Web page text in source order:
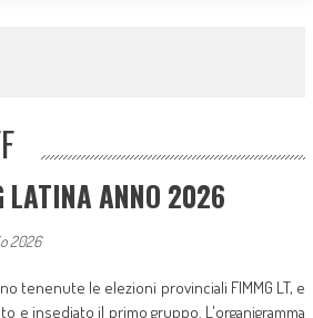
LATINA ANNO 2026
2026
tenenute le elezioni provinciali FIMMG LT, e
e insediato il primo gruppo. L'organigramma